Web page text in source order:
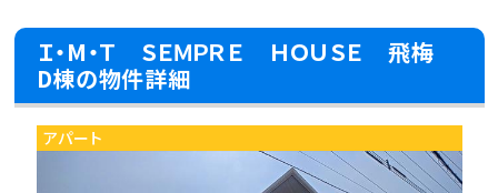
Ｉ・M・Ｔ ＳＥＭＰＲＥ ＨＯＵＳＥ 飛梅
D棟の物件詳細
アパート